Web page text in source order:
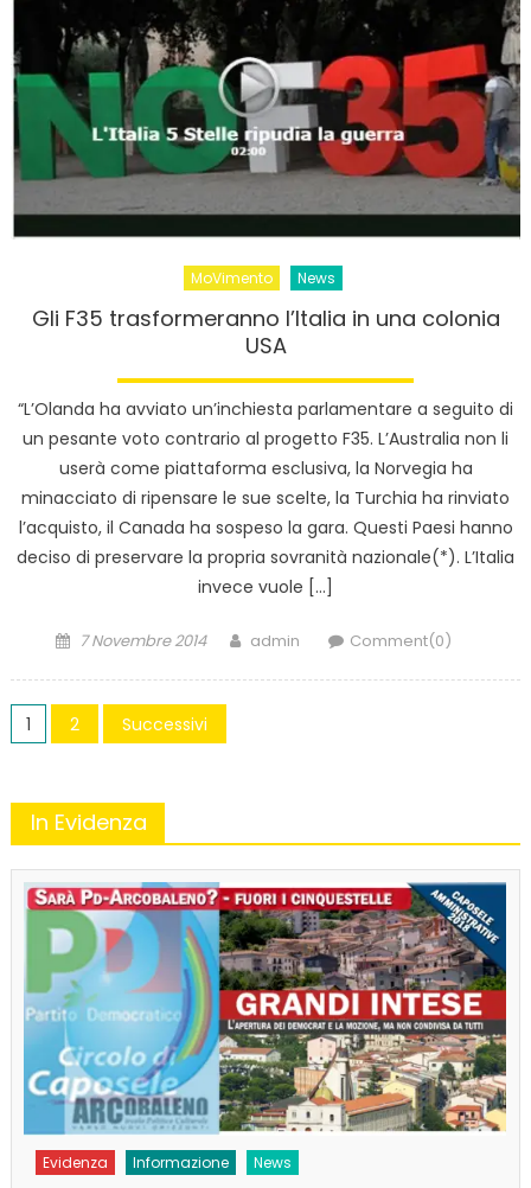
MoVimento News
Gli F35 trasformeranno l’Italia in una colonia
USA
“L’Olanda ha avviato un’inchiesta parlamentare a seguito di
un pesante voto contrario al progetto F35. L’Australia non li
userà come piattaforma esclusiva, la Norvegia ha
minacciato di ripensare le sue scelte, la Turchia ha rinviato
l’acquisto, il Canada ha sospeso la gara. Questi Paesi hanno
deciso di preservare la propria sovranità nazionale(*). L’Italia
invece vuole […]
Posted
7 Novembre 2014 Author
admin Comment(0)
Navigazione
1 2 Successivi
In Evidenza